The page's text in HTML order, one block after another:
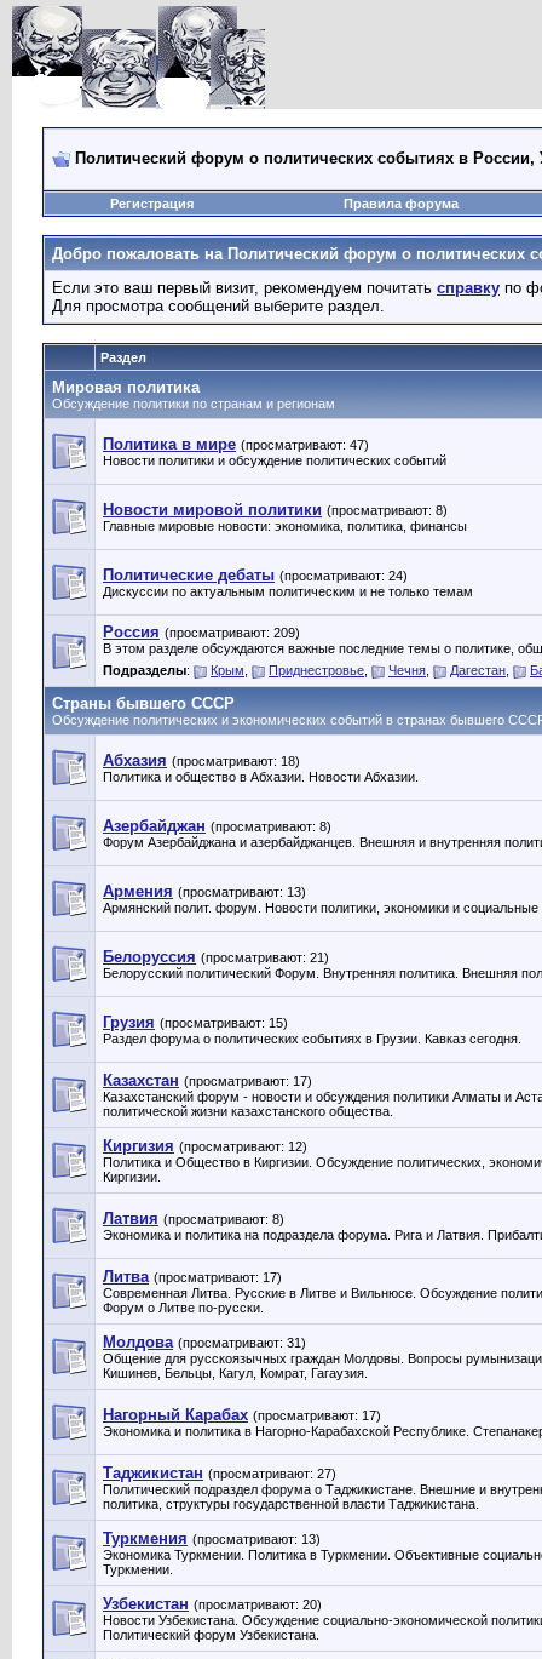
Политический форум о политических событиях в
Регистрация Правила форума
Добро пожаловать на Политический форум о политических
Если это ваш первый визит, рекомендуем почитать справку по
Для просмотра сообщений выберите раздел.
Раздел
Мировая политика
Обсуждение политики по странам и регионам
Политика в мире (просматривают: 47)
Новости политики и обсуждение политических событий
Новости мировой политики (просматривают: 8)
Главные мировые новости: экономика, политика, финансы
Политические дебаты (просматривают: 24)
Дискуссии по актуальным политическим и не только темам
Россия (просматривают: 209)
В этом разделе обсуждаются важные последние темы о политике,
Подразделы: Крым Приднестровье Чечня Дагестан
Страны бывшего СССР
Обсуждение политических и экономических событий в странах бывшего
Абхазия (просматривают: 18)
Политика и общество в Абхазии. Новости Абхазии.
Азербайджан (просматривают: 8)
Форум Азербайджана и азербайджанцев. Внешняя и внутренняя
Армения (просматривают: 13)
Армянский полит. форум. Новости политики, экономики и
Белоруссия (просматривают: 21)
Белорусский политический Форум. Внутренняя политика. Внешняя
Грузия (просматривают: 15)
Раздел форума о политических событиях в Грузии. Кавказ сегодня.
Казахстан (просматривают: 17)
Казахстанский форум - новости и обсуждения политики Алматы и
политической жизни казахстанского общества.
Киргизия (просматривают: 12)
Политика и Общество в Киргизии. Обсуждение политических,
Киргизии.
Латвия (просматривают: 8)
Экономика и политика на подраздела форума. Рига и Латвия.
Литва (просматривают: 17)
Современная Литва. Русские в Литве и Вильнюсе. Обсуждение
Форум о Литве по-русски.
Молдова (просматривают: 31)
Общение для русскоязычных граждан Молдовы. Вопросы
Кишинев, Бельцы, Кагул, Комрат, Гагаузия.
Нагорный Карабах (просматривают: 17)
Экономика и политика в Нагорно-Карабахской Республике.
Таджикистан (просматривают: 27)
Политический подраздел форума о Таджикистане. Внешние и
политика, структуры государственной власти Таджикистана.
Туркмения (просматривают: 13)
Экономика Туркмении. Политика в Туркмении. Объективные
Туркмении.
Узбекистан (просматривают: 20)
Новости Узбекистана. Обсуждение социально-экономической
Политический форум Узбекистана.